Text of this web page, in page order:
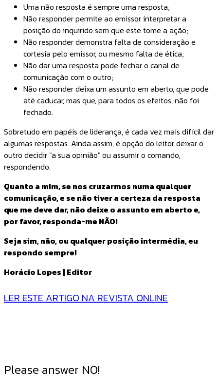
Uma não resposta é sempre uma resposta;
Não responder permite ao emissor interpretar a
posição do inquirido sem que este tome a ação;
Não responder demonstra falta de consideração e
cortesia pelo emissor, ou mesmo falta de ética;
Não dar uma resposta pode fechar o canal de
comunicação com o outro;
Não responder deixa um assunto em aberto, que pode
até caducar, mas que, para todos os efeitos, não foi
fechado.
Sobretudo em papéis de liderança, é cada vez mais difícil dar
algumas respostas. Ainda assim, é opção do leitor deixar o
outro decidir "a sua opinião" ou assumir o comando,
respondendo.
Quanto a mim, se nos cruzarmos numa qualquer
comunicação, e se não tiver a certeza da resposta
que me deve dar, não deixe o assunto em aberto e,
por favor, responda-me NÃO!
Seja sim, não, ou qualquer posição intermédia, eu
respondo sempre!
Horácio Lopes | Editor
LER ESTE ARTIGO NA REVISTA ONLINE
Please answer NO!